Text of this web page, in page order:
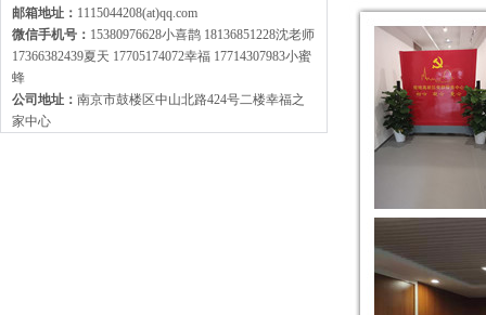
邮箱地址： 1115044208(at)qq.com
微信手机号： 15380976628小喜鹊 18136851228沈老师
17366382439夏天 17705174072幸福 17714307983小蜜
蜂
公司地址： 南京市鼓楼区中山北路424号二楼幸福之
家中心